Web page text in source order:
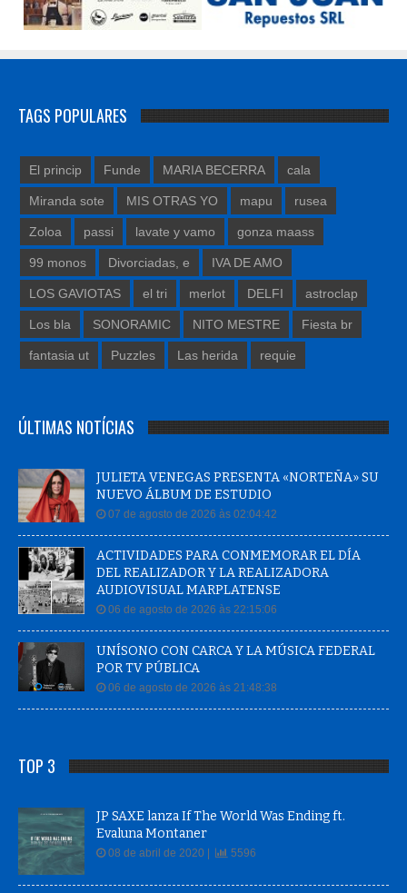
TAGS POPULARES
El princip Funde MARIA BECERRA cala
Miranda sote MIS OTRAS YO mapu rusea
Zoloa passi lavate y vamo gonza maass
99 monos Divorciadas, e IVA DE AMO
LOS GAVIOTAS el tri merlot DELFI astroclap
Los bla SONORAMIC NITO MESTRE Fiesta br
fantasia ut Puzzles Las herida requie
ÚLTIMAS NOTÍCIAS
JULIETA VENEGAS PRESENTA «NORTEÑA» SU
NUEVO ÁLBUM DE ESTUDIO
07 de agosto de 2026 às 02:04:42
ACTIVIDADES PARA CONMEMORAR EL DÍA
DEL REALIZADOR Y LA REALIZADORA
AUDIOVISUAL MARPLATENSE
06 de agosto de 2026 às 22:15:06
UNÍSONO CON CARCA Y LA MÚSICA FEDERAL
POR TV PÚBLICA
06 de agosto de 2026 às 21:48:38
TOP 3
JP SAXE lanza If The World Was Ending ft.
Evaluna Montaner
08 de abril de 2020 | 5596